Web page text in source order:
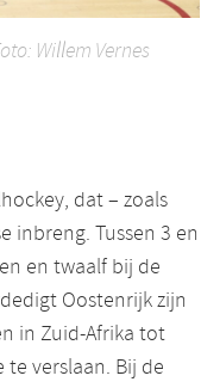
Willem Vernes
dat – zoals
inbreng. Tussen 3 en
en twaalf bij de
Oostenrijk zijn
in Zuid-Afrika tot
verslaan. Bij de